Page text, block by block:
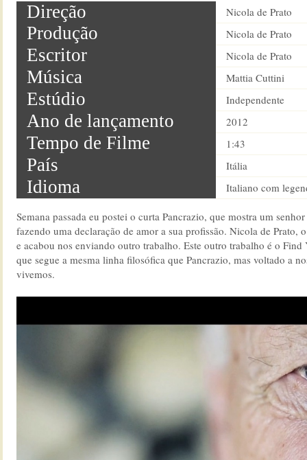
Direção Nicola de Prato
Produção Nicola de Prato
Escritor Nicola de Prato
Música Mattia Cuttini
Estúdio Independente
Ano de lançamento 2012
Tempo de Filme 1:43
País Itália
Idioma Italiano com
Semana passada eu postei o curta Pancrazio, que mostra um
fazendo uma declaração de amor a sua profissão. Nicola de Prato,
e acabou nos enviando outro trabalho. Este outro trabalho é o Find
que segue a mesma linha filosófica que Pancrazio, mas voltado a
vivemos.